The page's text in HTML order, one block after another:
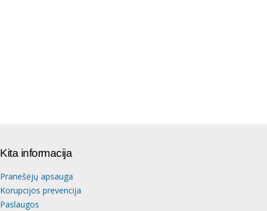
Kita informacija
Pranešėjų apsauga
Korupcijos prevencija
Paslaugos